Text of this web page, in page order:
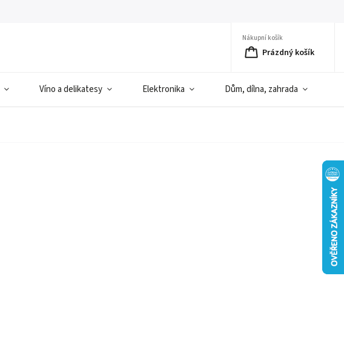
Nákupní košík
Prázdný košík
Víno a delikatesy Elektronika Dům, dílna, zahrada